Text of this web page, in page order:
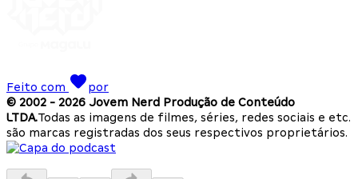
Feito com
por
© 2002 - 2026 Jovem Nerd Produção de Conteúdo
LTDA.Todas as imagens de filmes, séries, redes sociais e etc.
são marcas registradas dos seus respectivos proprietários.